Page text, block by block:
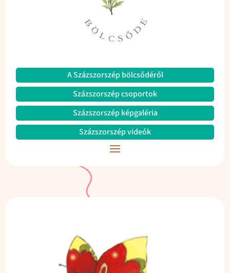
A Százszorszép bölcsődéről
Százszorszép csoportok
Százszorszép képgaléria
Százszorszép videók